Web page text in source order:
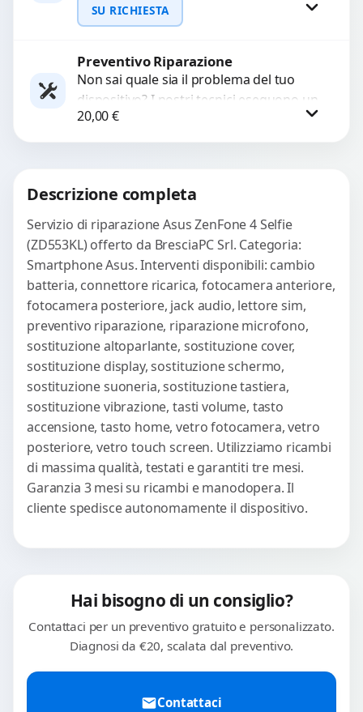
interrompono il segnale. Utilizziamo
ricambi testati e garantiti...
SU RICHIESTA
Richiedi Preventivo
Preventivo Riparazione
Non sai quale sia il problema del tuo
dispositivo? I nostri tecnici eseguono un
check-up completo con strumenti
avanzati per...
20,00€
Descrizione completa
Servizio di riparazione Asus ZenFone 4 Selfie
(ZD553KL) offerto da BresciaPC Srl. Categoria:
Smartphone Asus. Interventi disponibili: cambio
batteria, connettore ricarica, fotocamera anteriore,
fotocamera posteriore, jack audio, lettore sim,
preventivo riparazione, riparazione microfono,
sostituzione altoparlante, sostituzione cover,
sostituzione display, sostituzione schermo,
sostituzione suoneria, sostituzione tastiera,
sostituzione vibrazione, tasti volume, tasto
accensione, tasto home, vetro fotocamera, vetro
posteriore, vetro touch screen. Utilizziamo ricambi
di massima qualità, testati e garantiti tre mesi.
Garanzia 3 mesi su ricambi e manodopera. Il
cliente spedisce autonomamente il dispositivo.
Hai bisogno di un consiglio?
Contattaci per un preventivo gratuito e personalizzato.
Diagnosi da €20, scalata dal preventivo.
Contattaci